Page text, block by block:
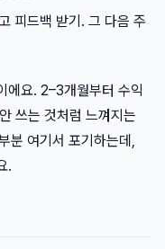
피드백 받기. 그 다음 주
에요. 2–3개월부터 수익
쓰는 것처럼 느껴지는
분 여기서 포기하는데,
.